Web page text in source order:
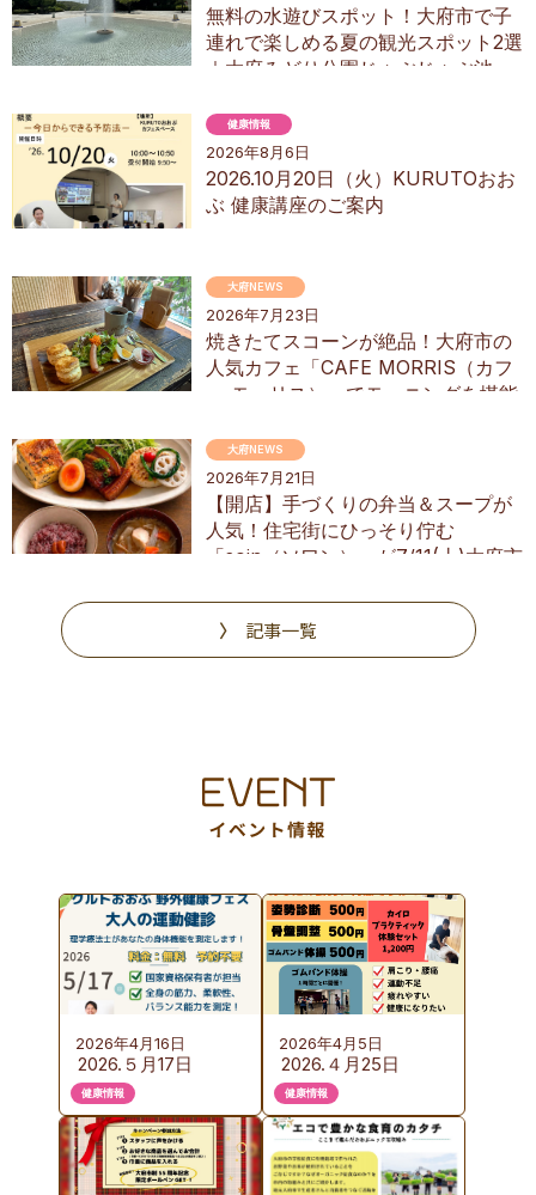
無料の水遊びスポット！大府市で子
連れで楽しめる夏の観光スポット2選
｜大府みどり公園じゃぶじゃぶ池、
2026年8月6日
2026.10月20日（火）KURUTOおお
ぶ 健康講座のご案内
健康情報
2026年7月23日
焼きたてスコーンが絶品！大府市の
人気カフェ「CAFE MORRIS（カフ
ェ モーリス）」でモーニングを堪能
大府NEWS
2026年7月21日
【開店】手づくりの弁当＆スープが
人気！住宅街にひっそり佇む
「soin（ソワン）」が7/11(土)大府市
大府NEWS
記事一覧
2026年4月16日
2026.５月17日
（日）KURUTOおお
ぶ 野外健康フェス
のご案内
健康情報
2026年4月5日
2026.４月25日
（土）カイロプラク
ティック体験会の
ご案内
健康情報